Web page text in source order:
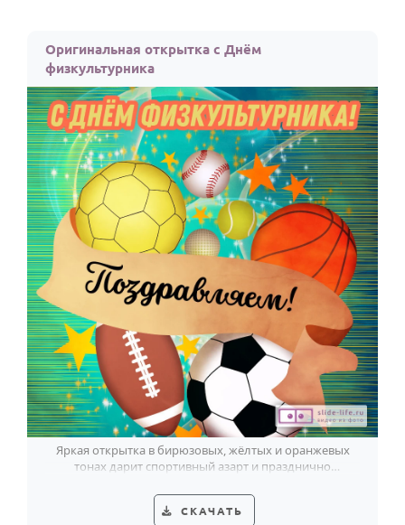
Оригинальная открытка с Днём
физкультурника
Яркая открытка в бирюзовых, жёлтых и оранжевых
тонах дарит спортивный азарт и празднично
СКАЧАТЬ